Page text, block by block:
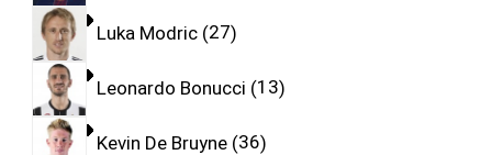
Luka Modric 27
Leonardo Bonucci 13
Kevin De Bruyne 36